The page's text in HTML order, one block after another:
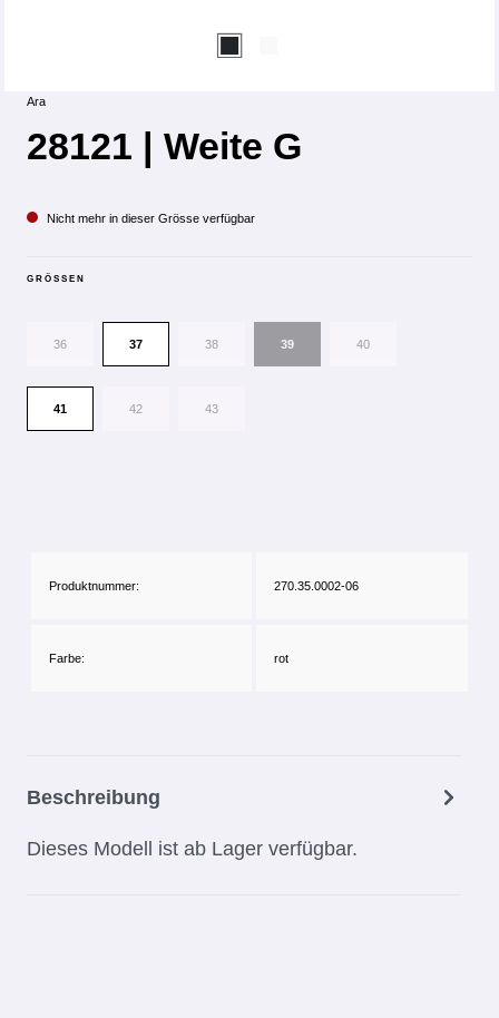
Ara
28121 | Weite G
Nicht mehr in dieser Grösse verfügbar
GRÖSSEN
36 37 38 39 40
41 42 43
Produktnummer: 270.35.0002-06
Farbe: rot
Beschreibung
Dieses Modell ist ab Lager verfügbar.